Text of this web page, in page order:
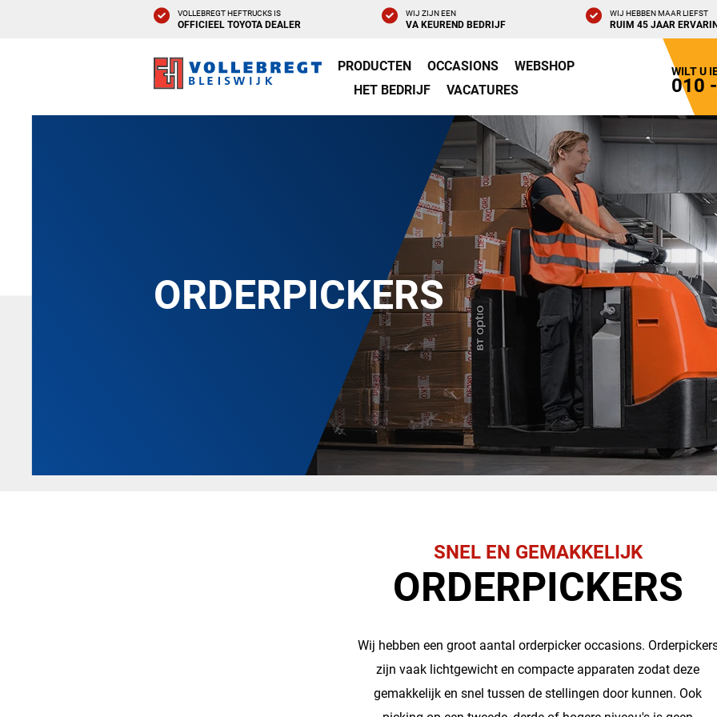
VOLLEBREGT HEFTRUCKS IS
OFFICIEEL TOYOTA DEALER
WIJ ZIJN EEN
VA KEUREND BEDRIJF
WIJ HEBBEN MAAR LIEFST
RUIM 45 JAAR
PRODUCTEN OCCASIONS
WEBSHOP
HET BEDRIJF
VACATURES
WILT U
010
ORDERPICKERS
SNEL EN GEMAKKELIJK
ORDERPICKERS
Wij hebben een groot aantal orderpicker occasions.
zijn vaak lichtgewicht en compacte apparaten zodat deze
gemakkelijk en snel tussen de stellingen door kunnen. Ook